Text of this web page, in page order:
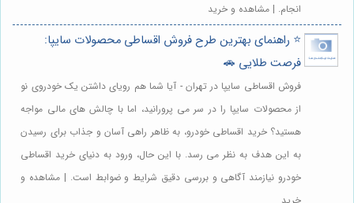
انجام. | مشاهده و خرید
⭐️ راهنمای بهترین طرح فروش اقساطی محصولات سایپا:
فرصت طلایی 🚗
فروش اقساطی سایپا در تهران - آیا شما هم رویای داشتن یک خودروی نو
از محصولات سایپا را در سر می پرورانید، اما با چالش های مالی مواجه
هستید؟ خرید اقساطی خودرو، به ظاهر راهی آسان و جذاب برای رسیدن
به این هدف به نظر می رسد. با این حال، ورود به دنیای خرید اقساطی
خودرو نیازمند آگاهی و بررسی دقیق شرایط و ضوابط است. | مشاهده و